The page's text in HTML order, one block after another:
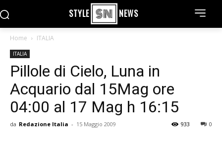
STYLE NEWS
Home ITALIA
ITALIA
Pillole di Cielo, Luna in
Acquario dal 15Mag ore
04:00 al 17 Mag h 16:15
da Redazione Italia - 15 Maggio 2009 0
933